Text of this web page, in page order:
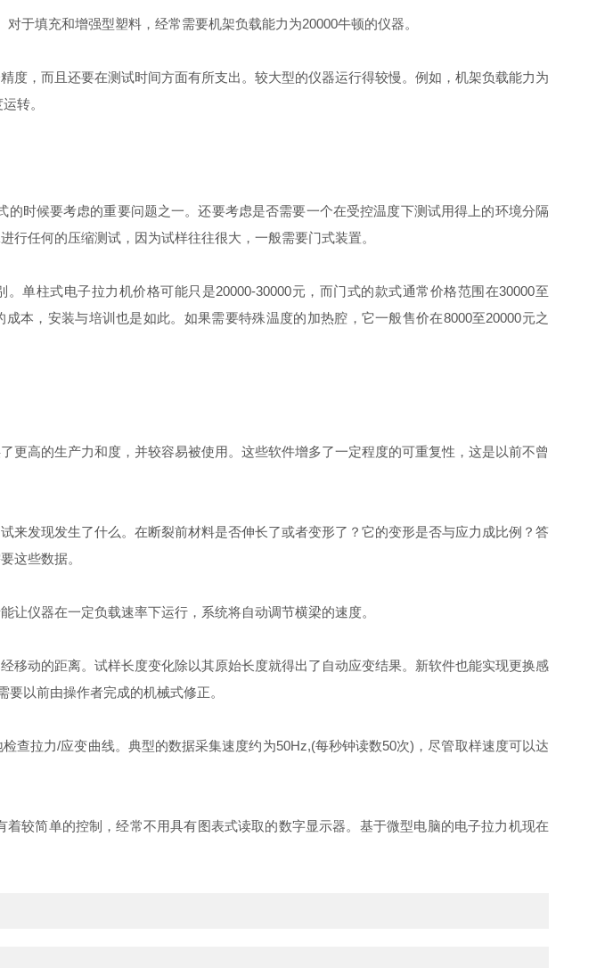
于填充和增强型塑料，经常需要机架负载能力为20000牛顿的仪器。
，而且还要在测试时间方面有所支出。较大型的仪器运行得较慢。例如，机架负载能力为
转。
时候要考虑的重要问题之一。还要考虑是否需要一个在受控温度下测试用得上的环境分隔
任何的压缩测试，因为试样往往很大，一般需要门式装置。
单柱式电子拉力机价格可能只是20000-30000元，而门式的款式通常价格范围在30000至
本，安装与培训也是如此。如果需要特殊温度的加热腔，它一般售价在8000至20000元之
高的生产力和度，并较容易被使用。这些软件增多了一定程度的可重复性，这是以前不曾
发现发生了什么。在断裂前材料是否伸长了或者变形了？它的变形是否与应力成比例？答
这些数据。
仪器在一定负载速率下运行，系统将自动调节横梁的速度。
动的距离。试样长度变化除以其原始长度就得出了自动应变结果。新软件也能实现更换感
以前由操作者完成的机械式修正。
查拉力/应变曲线。典型的数据采集速度约为50Hz,(每秒钟读数50次)，尽管取样速度可以达
较简单的控制，经常不用具有图表式读取的数字显示器。基于微型电脑的电子拉力机现在